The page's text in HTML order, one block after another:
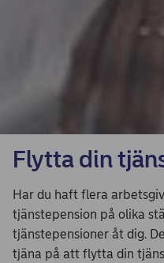
Flytta din
Har du haft flera
tjänstepension på olika
tjänstepensioner åt dig.
tjäna på att flytta din